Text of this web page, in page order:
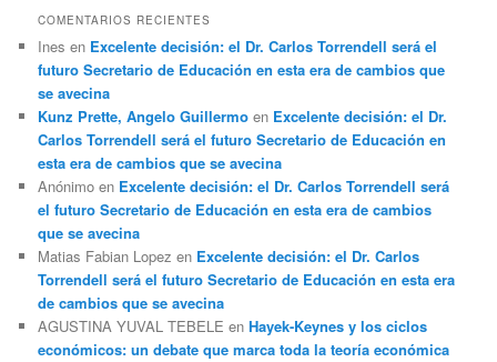
COMENTARIOS RECIENTES
Ines en Excelente decisión: el Dr. Carlos Torrendell será el
futuro Secretario de Educación en esta era de cambios que
se avecina
Kunz Prette, Angelo Guillermo en Excelente decisión: el Dr.
Carlos Torrendell será el futuro Secretario de Educación en
esta era de cambios que se avecina
Anónimo en Excelente decisión: el Dr. Carlos Torrendell será
el futuro Secretario de Educación en esta era de cambios
que se avecina
Matias Fabian Lopez en Excelente decisión: el Dr. Carlos
Torrendell será el futuro Secretario de Educación en esta era
de cambios que se avecina
AGUSTINA YUVAL TEBELE enHayek-Keynes y los ciclos
económicos: un debate que marca toda la teoría económica